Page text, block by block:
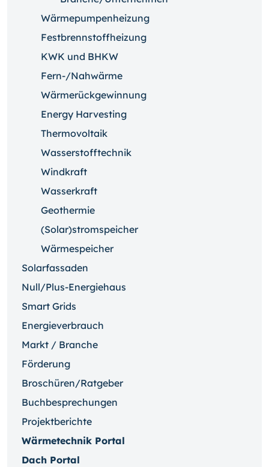
Wärmepumpenheizung
Festbrennstoffheizung
KWK und BHKW
Fern-/Nahwärme
Wärmerückgewinnung
Energy Harvesting
Thermovoltaik
Wasserstofftechnik
Windkraft
Wasserkraft
Geothermie
(Solar)stromspeicher
Wärmespeicher
Solarfassaden
Null/Plus-Energiehaus
Smart Grids
Energieverbrauch
Markt / Branche
Förderung
Broschüren/Ratgeber
Buchbesprechungen
Projektberichte
Wärmetechnik Portal
Dach Portal